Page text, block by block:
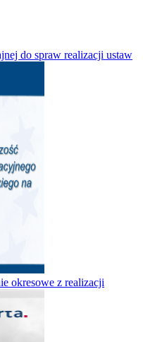
do spraw realizacji ustaw
okresowe z realizacji